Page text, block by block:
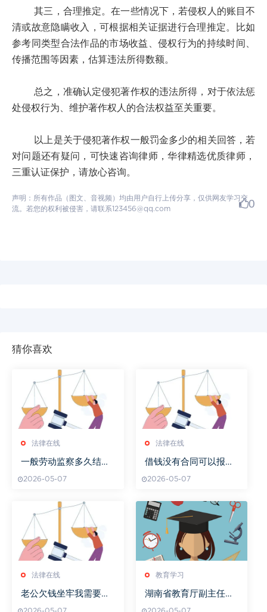
其三，合理推定。在一些情况下，若侵权人的账目不
清或故意隐瞒收入，可根据相关证据进行合理推定。比如
参考同类型合法作品的市场收益、侵权行为的持续时间、
传播范围等因素，估算违法所得数额。
总之，准确认定侵犯著作权的违法所得，对于依法惩
处侵权行为、维护著作权人的合法权益至关重要。
以上是关于侵犯著作权一般罚金多少的相关回答，若
对问题还有疑问，可快速咨询律师，华律精选优质律师，
三重认证保护，请放心咨询。
声明：所有作品（图文、音视频）均由用户自行上传分享，仅供网友学习交
流。若您的权利被侵害，请联系123456@qq.com
0
猜你喜欢
法律在线
一般劳动监察多久结案
2026-05-07
法律在线
借钱没有合同可以报警
2026-05-07
法律在线
老公欠钱坐牢我需要还
教育学习
湖南省教育厅副主任督